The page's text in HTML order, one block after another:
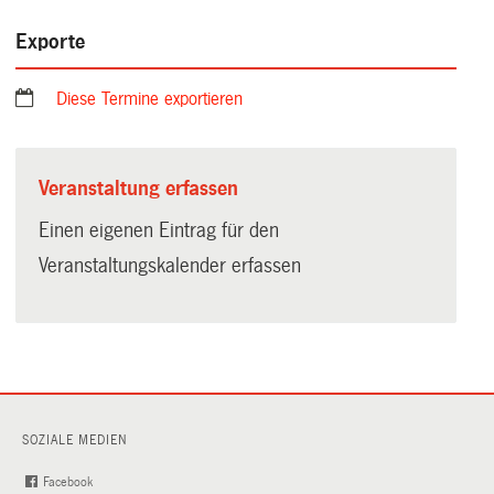
Exporte
Diese Termine exportieren
Veranstaltung erfassen
Einen eigenen Eintrag für den
Veranstaltungskalender erfassen
SOZIALE MEDIEN
Facebook